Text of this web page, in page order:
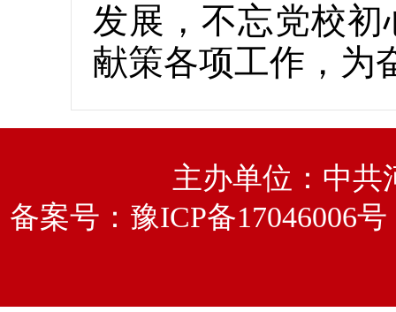
发展，不忘党校
献策各项工作，为
主办单位：中
备案号： 豫ICP备17046006号